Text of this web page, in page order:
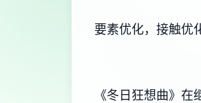
要素优化，接触优
《冬日狂想曲》